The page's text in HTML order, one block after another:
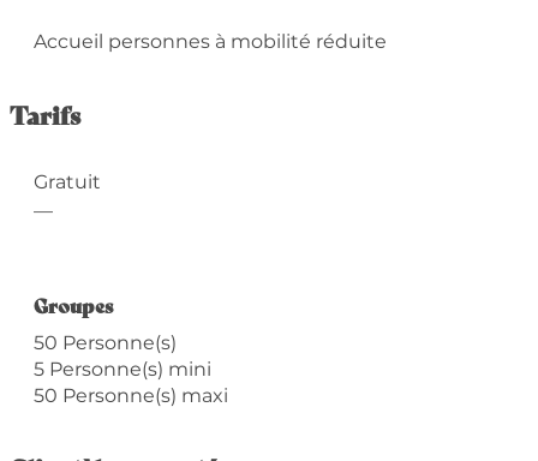
Accueil personnes à mobilité réduite
Tarifs
Gratuit
—
Groupes
Groupes
50 Personne(s)
5 Personne(s) mini
50 Personne(s) maxi